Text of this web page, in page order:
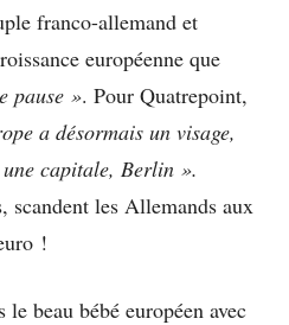
franco-allemand et
européenne que
pause ». Pour Quatrepoint,
a désormais un visage,
capitale, Berlin ».
scandent les Allemands aux
!
beau bébé européen avec